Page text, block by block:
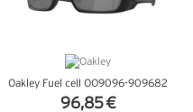
Oakley Fuel cell OO9096-909682
96,85 €